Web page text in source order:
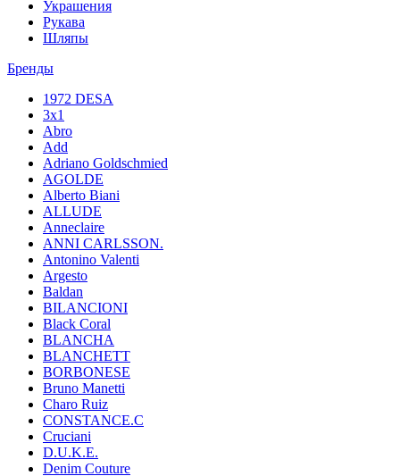
Украшения
Рукава
Шляпы
Бренды
1972 DESA
3x1
Abro
Add
Adriano Goldschmied
AGOLDE
Alberto Biani
ALLUDE
Anneclaire
ANNI CARLSSON.
Antonino Valenti
Argesto
Baldan
BILANCIONI
Black Coral
BLANCHA
BLANCHETT
BORBONESE
Bruno Manetti
Charo Ruiz
CONSTANCE.C
Cruciani
D.U.K.E.
Denim Couture